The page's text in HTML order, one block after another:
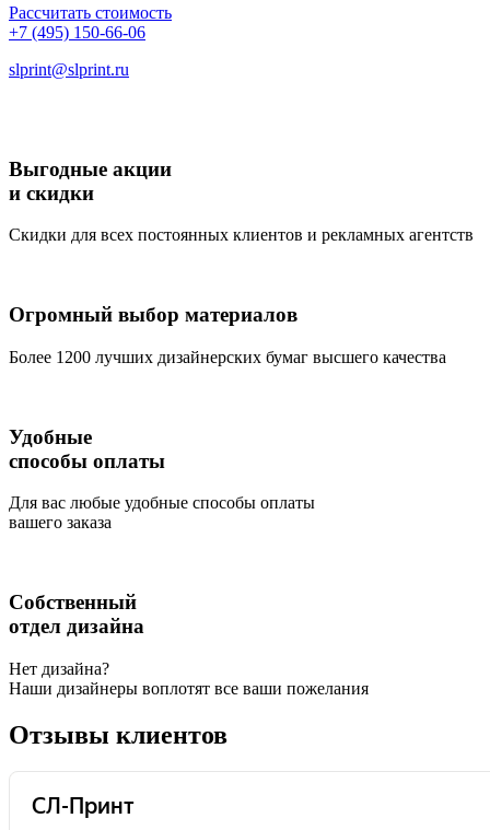
Рассчитать стоимость
+7 (495) 150-66-06
slprint@slprint.ru
Выгодные акции
и скидки
Скидки для всех постоянных клиентов и рекламных агентств
Огромный выбор материалов
Более 1200 лучших дизайнерских бумаг высшего качества
Удобные
способы оплаты
Для вас любые удобные способы оплаты
вашего заказа
Собственный
отдел дизайна
Нет дизайна?
Наши дизайнеры воплотят все ваши пожелания
Отзывы клиентов